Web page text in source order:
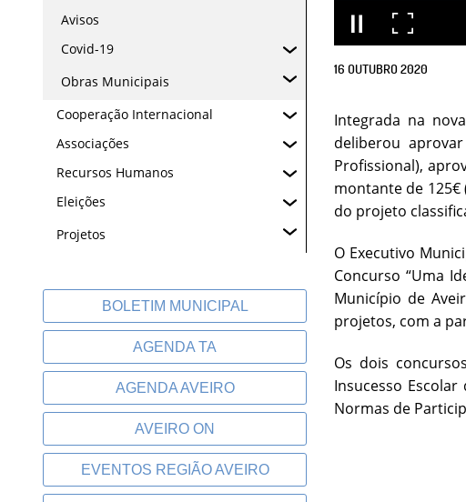
Avisos
Covid-19
Obras Municipais
Cooperação Internacional
Associações
Recursos Humanos
Eleições
Projetos
BOLETIM MUNICIPAL
AGENDA TA
AGENDA AVEIRO
AVEIRO ON
EVENTOS REGIÃO AVEIRO
16 OUTUBRO2020
Integrada na
deliberou
Profissional),
montante de
do projeto
O Executivo
Concurso “Uma
Município de
projetos, com a
Os dois
Insucesso
Normas de